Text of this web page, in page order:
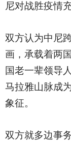
尼对战胜疫情
双方认为中尼
画，承载着两
国老一辈领导
马拉雅山脉成
象征。
双方就多边事